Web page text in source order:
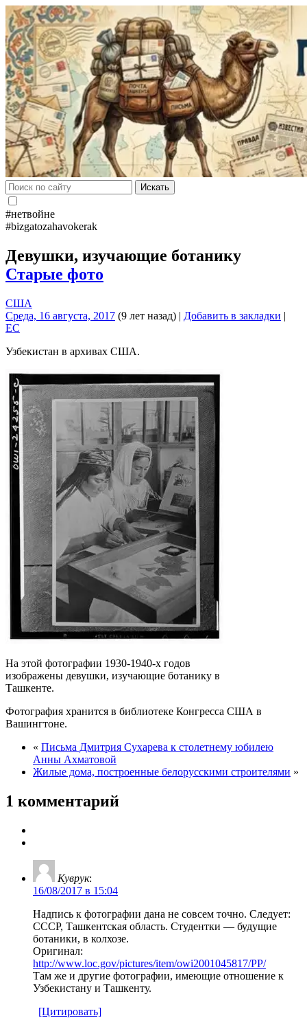
Искать
#нетвойне
#bizgatozahavokerak
Девушки, изучающие ботанику
Старые фото
США
Среда, 16 августа, 2017 (9 лет назад) | Добавить в закладки |
EC
Узбекистан в архивах США.
На этой фотографии 1930-1940-х годов
изображены девушки, изучающие ботанику в
Ташкенте.
Фотография хранится в библиотеке Конгресса США в
Вашингтоне.
« Письма Дмитрия Сухарева к столетнему юбилею
Анны Ахматовой
Жилые дома, построенные белорусскими строителями »
1 комментарий
Куврук:
16/08/2017 в 15:04
Надпись к фотографии дана не совсем точно. Следует:
СССР, Ташкентская область. Студентки — будущие
ботаники, в колхозе.
Оригинал:
http://www.loc.gov/pictures/item/owi2001045817/PP/
Там же и другие фотографии, имеющие отношение к
Узбекистану и Ташкенту.
[Цитировать]